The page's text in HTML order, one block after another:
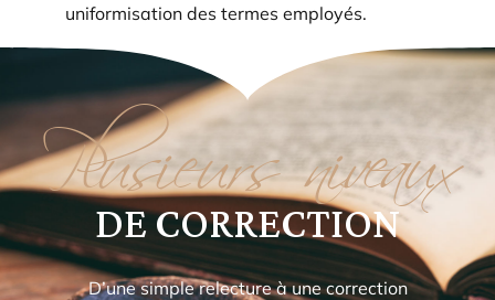
uniformisation des termes employés.
Plusieurs niveaux
DE CORRECTION
D’une simple relecture à une correction